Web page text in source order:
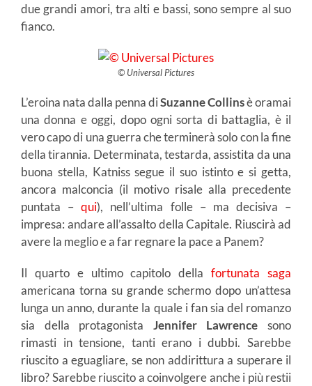
due grandi amori, tra alti e bassi, sono sempre al suo
fianco.
© Universal Pictures
L’eroina nata dalla penna diSuzanne Collinsè oramai
una donna e oggi, dopo ogni sorta di battaglia, è il
vero capo di una guerra che terminerà solo con la fine
della tirannia. Determinata, testarda, assistita da una
buona stella, Katniss segue il suo istinto e si getta,
ancora malconcia (il motivo risale alla precedente
puntata –qui), nell’ultima folle – ma decisiva –
impresa: andare all’assalto della Capitale. Riuscirà ad
avere la meglio e a far regnare la pace a Panem?
Il quarto e ultimo capitolo dellafortunata saga
americana torna su grande schermo dopo un’attesa
lunga un anno, durante la quale i fan sia del romanzo
sia della protagonista Jennifer Lawrence sono
rimasti in tensione, tanti erano i dubbi. Sarebbe
riuscito a eguagliare, se non addirittura a superare il
libro? Sarebbe riuscito a coinvolgere anche i più restii